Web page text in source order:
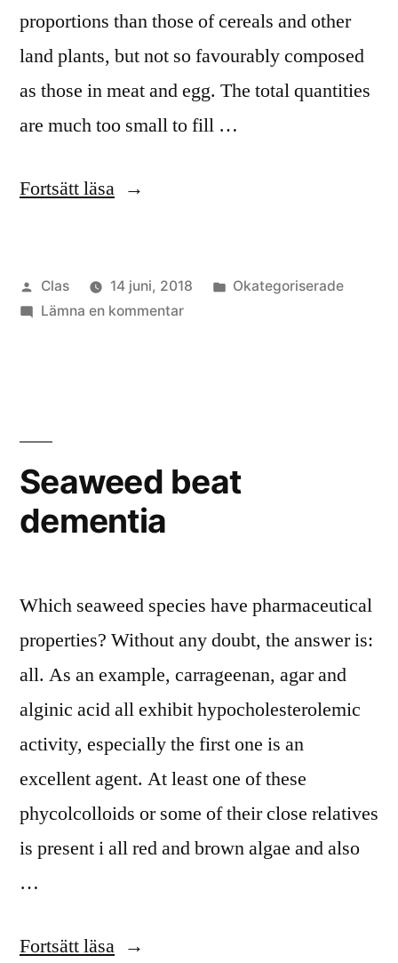
proportions than those of cereals and other
land plants, but not so favourably composed
as those in meat and egg. The total quantities
are much too small to fill …
Fortsätt läsa”Seaweed
Publicerat
av
Clas 14 juni, 2018
Publicerat
Okategoriserade
Lämna en kommentartill
Seaweed beat
dementia
Which seaweed species have pharmaceutical
properties? Without any doubt, the answer is:
all. As an example, carrageenan, agar and
alginic acid all exhibit hypocholesterolemic
activity, especially the first one is an
excellent agent. At least one of these
phycolcolloids or some of their close relatives
is present i all red and brown algae and also
…
Fortsätt läsa”Seaweed